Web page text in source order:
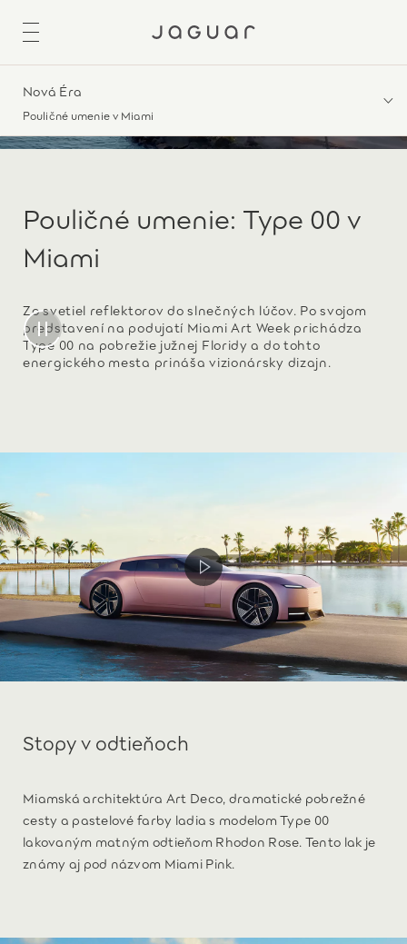
Nová Éra
Pouličné umenie v Miami
Pouličné umenie: Type 00 v
Miami
Zo svetiel reflektorov do slnečných lúčov. Po svojom
predstavení na podujatí Miami Art Week prichádza
Type 00 na pobrežie južnej Floridy a do tohto
energického mesta prináša vizionársky dizajn.
Stopy v odtieňoch
Miamská architektúra Art Deco, dramatické pobrežné
cesty a pastelové farby ladia s modelom Type 00
lakovaným matným odtieňom Rhodon Rose. Tento lak je
známy aj pod názvom Miami Pink.